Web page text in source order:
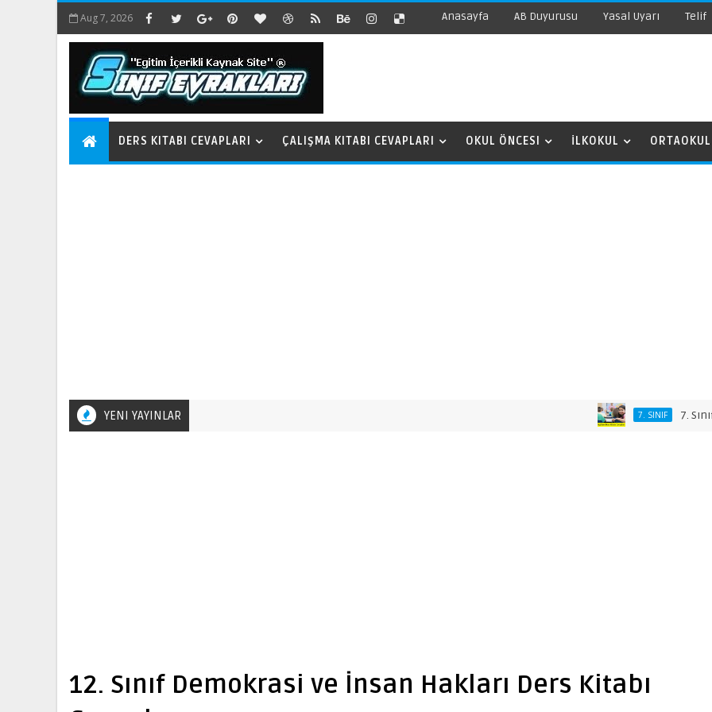
Aug 7, 2026 Anasayfa AB Duyurusu Yasal Uyarı Telif
DERS KITABI CEVAPLARI ÇALIŞMA KITABI CEVAPLARI OKUL ÖNCESI İLKOKUL ORTAOKUL
YENI YAYINLAR 7. SINIF 7. Sınıf
12. Sınıf Demokrasi ve İnsan Hakları Ders Kitabı